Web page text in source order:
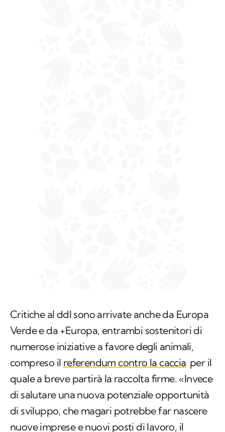
Critiche al ddl sono arrivate anche da Europa
Verde e da +Europa, entrambi sostenitori di
numerose iniziative a favore degli animali,
compreso il referendum contro la caccia per il
quale a breve partirà la raccolta firme. «Invece
di salutare una nuova potenziale opportunità
di sviluppo, che magari potrebbe far nascere
nuove imprese e nuovi posti di lavoro, il